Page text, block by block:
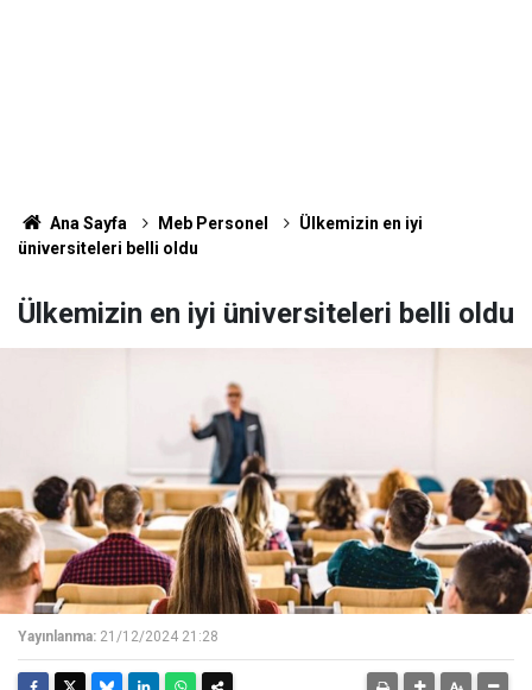
Ana Sayfa Meb Personel
Ülkemizin en iyi
üniversiteleri belli oldu
Ülkemizin en iyi üniversiteleri belli oldu
Yayınlanma: 21/12/2024 21:28